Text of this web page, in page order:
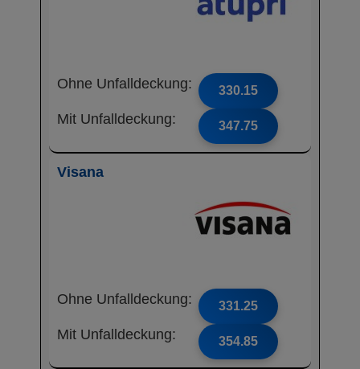
Ohne Unfalldeckung: 330.15
Mit Unfalldeckung: 347.75
Visana
Ohne Unfalldeckung: 331.25
Mit Unfalldeckung: 354.85